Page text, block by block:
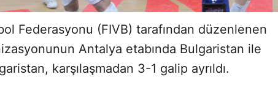
Federasyonu (FIVB) tarafından düzenlenen
Antalya etabında Bulgaristan ile
karşılaşmadan 3-1 galip ayrıldı.